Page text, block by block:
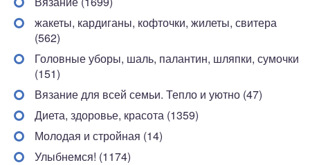
жакеты, кардиганы, кофточки, жилеты, свитера
(562)
Головные уборы, шаль, палантин, шляпки, сумочки
(151)
Вязание для всей семьи. Тепло и уютно (47)
Диета, здоровье, красота (1359)
Молодая и стройная (14)
Улыбнемся! (1174)